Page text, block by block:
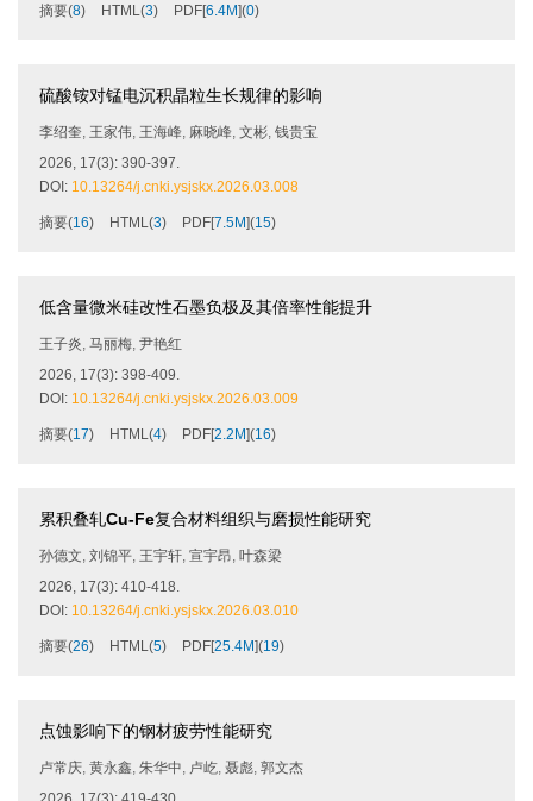
摘要(8) HTML (3) PDF[6.4M](0)
硫酸铵对锰电沉积晶粒生长规律的影响
李绍奎 王家伟 王海峰 麻晓峰 文彬 钱贵宝
2026, 17(3): 390-397.
DOI: 10.13264/j.cnki.ysjskx.2026.03.008
摘要(16) HTML (3) PDF[7.5M](15)
低含量微米硅改性石墨负极及其倍率性能提升
王子炎 马丽梅 尹艳红
2026, 17(3): 398-409.
DOI: 10.13264/j.cnki.ysjskx.2026.03.009
摘要(17) HTML (4) PDF[2.2M](16)
累积叠轧Cu-Fe复合材料组织与磨损性能研究
孙德文 刘锦平 王宇轩 宣宇昂 叶森梁
2026, 17(3): 410-418.
DOI: 10.13264/j.cnki.ysjskx.2026.03.010
摘要(26) HTML (5) PDF[25.4M](19)
点蚀影响下的钢材疲劳性能研究
卢常庆 黄永鑫 朱华中 卢屹 聂彪 郭文杰